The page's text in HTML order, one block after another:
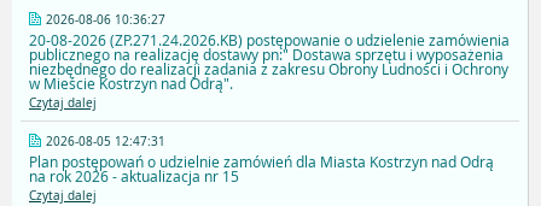
2026-08-06 10:36:27
20-08-2026 (ZP.271.24.2026.KB) postępowanie o udzielenie zamówienia
publicznego na realizację dostawy pn:" Dostawa sprzętu i wyposażenia
niezbędnego do realizacji zadania z zakresu Obrony Ludności i Ochrony
w Mieście Kostrzyn nad Odrą".
Czytaj dalej
2026-08-05 12:47:31
Plan postępowań o udzielnie zamówień dla Miasta Kostrzyn nad Odrą
na rok 2026 - aktualizacja nr 15
Czytaj dalej